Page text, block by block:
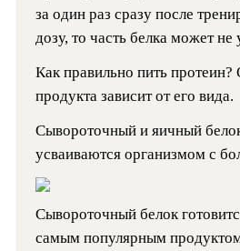
за один раз сразу после
дозу, то часть белка может
Как правильно пить
продукта зависит от его вида.
Сывороточный и яичный
усваиваются организмом с
Сывороточный белок
самым популярным